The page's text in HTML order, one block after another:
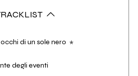
occhi di un sole nero
degli eventi